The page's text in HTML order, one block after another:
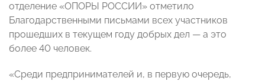
отделение «ОПОРЫ РОССИИ» отметило
Благодарственными письмами всех участников
прошедших в текущем году добрых дел — а это
более 40 человек.
«Среди предпринимателей и, в первую очередь,